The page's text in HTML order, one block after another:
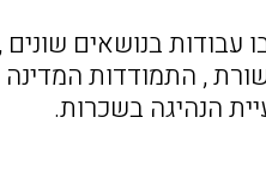
בנושאים
, התמודדות המדינה
הנהיגה בשכרות.